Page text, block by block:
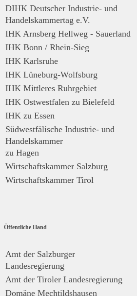
DIHK Deutscher Industrie- und
Handelskammertag e.V.
IHK Arnsberg Hellweg - Sauerland
IHK Bonn / Rhein-Sieg
IHK Karlsruhe
IHK Lüneburg-Wolfsburg
IHK Mittleres Ruhrgebiet
IHK Ostwestfalen zu Bielefeld
IHK zu Essen
Südwestfälische Industrie- und
Handelskammer
zu Hagen
Wirtschaftskammer Salzburg
Wirtschaftskammer Tirol
Öffentliche Hand
Amt der Salzburger
Landesregierung
Amt der Tiroler Landesregierung
Domäne Mechtildshausen